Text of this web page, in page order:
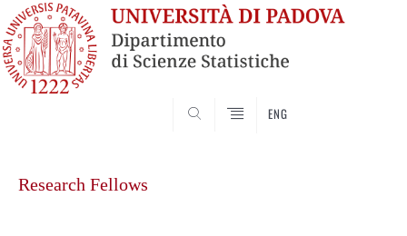
ENG
contentResearch Fellows